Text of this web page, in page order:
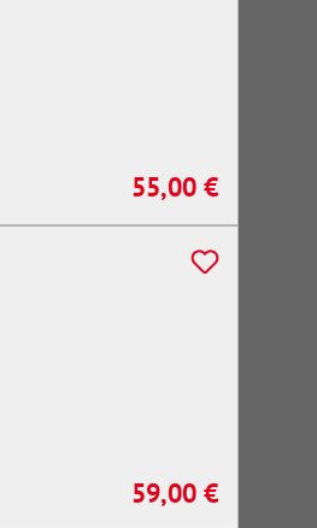
Regulärer Preis:
55,00 €
Regulärer Preis:
59,00 €